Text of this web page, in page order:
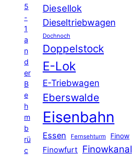
5
-
1
a
n
d
er
B
e
h
m
b
rü
c
Diesellok
Dieseltriebwagen
Dochnoch
Doppelstock
E-Lok
E-Triebwagen
Eberswalde
Eisenbahn
Essen Fernsehturm Finow
Finowfurt Finowkanal